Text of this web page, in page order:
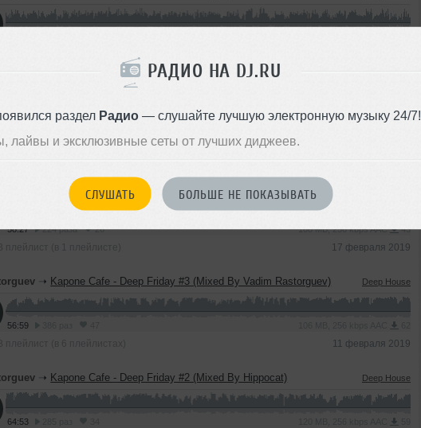
РАДИО НА DJ.RU
раздел Радио— слушайте лучшую электронную музыку 24/7!
лайвы и эксклюзивные сеты от лучших диджеев.
СЛУШАТЬ БОЛЬШЕ НЕ ПОКАЗЫВАТЬ
Vadim Rastorguev - PreParty In Territoria Bar 02.03.2019
Kapone Cafe - Deep Friday #4 (Mixed By Vadim Rastorguev)
58:27 224 раза 26 108 MB, 256 kbps AAC 43
В плейлист (в 1 плейлисте) 17 февраля 2019
➝ Kapone Cafe - Deep Friday #3 (Mixed By Vadim Rastorguev) Deep House
56:59
В плейлист (в 6 плейлистах) 11 февраля 2019
➝ Kapone Cafe - Deep Friday #2 (Mixed By Hippocat) Deep House
64:53